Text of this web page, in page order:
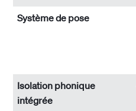
Système de pose
Isolation phonique
intégrée